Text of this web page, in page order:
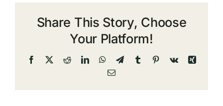
Share This Story, Choose
Your Platform!
Facebook
X RedditLinkedInWhatsApp
TelegramTumblrPinterest
Vk
Xing
Email